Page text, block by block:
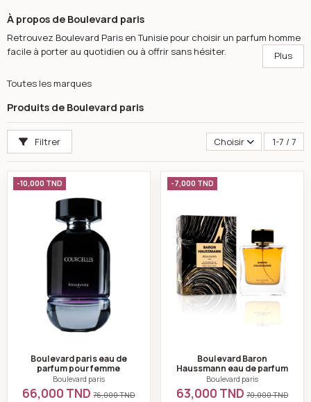
À propos de Boulevard paris
Retrouvez Boulevard Paris en Tunisie pour choisir un parfum homme
facile à porter au quotidien ou à offrir sans hésiter.
Plus
Toutes les marques
Produits de Boulevard paris
Filtrer Choisir 1-7 / 7
Boulevard paris eau de parfum pour femme
-10,000 TND
Boulevard paris eau de
parfum pour femme
Courcelles 100ml
Boulevard paris
66,000 TND76,000 TND
-7,000 TND
Boulevard Baron
Haussmann eau de parfum
pour homme 100ml
Boulevard paris
63,000 TND70,000 TND